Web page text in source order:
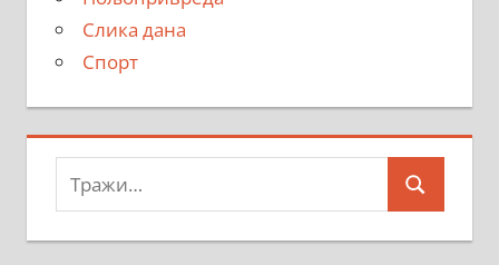
Слика дана
Спорт
Тражи:
Search